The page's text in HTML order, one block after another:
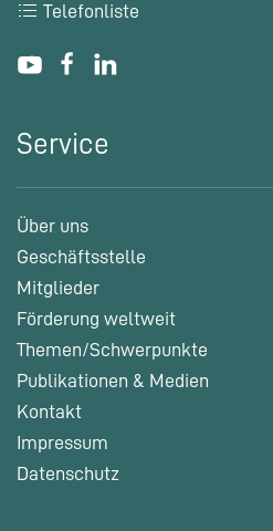
Telefonliste
Service
Über uns
Geschäftsstelle
Mitglieder
Förderung weltweit
Themen/Schwerpunkte
Publikationen & Medien
Kontakt
Impressum
Datenschutz